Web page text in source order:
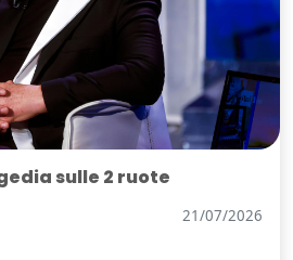
sulle 2 ruote
21/07/2026